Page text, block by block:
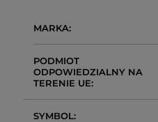
MARKA
PODMIOT
ODPOWIEDZIALNY NA
TERENIE UE
SYMBOL